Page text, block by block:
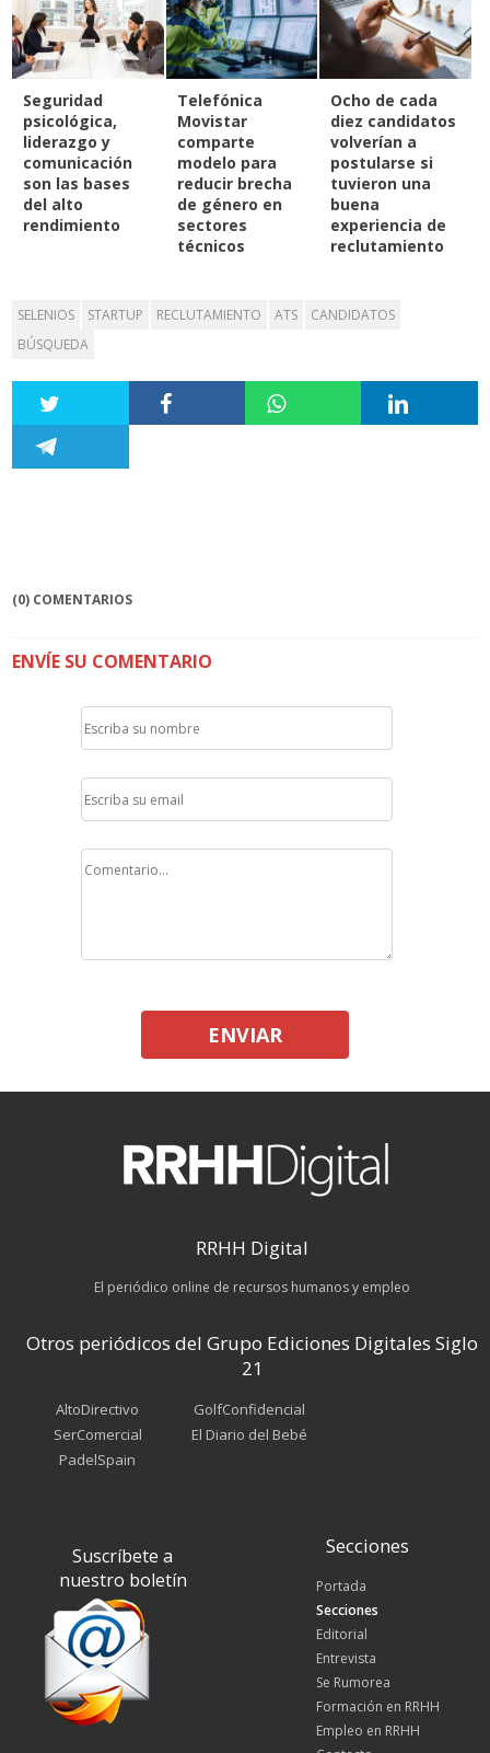
Seguridad
psicológica,
liderazgo y
comunicación
son las bases
del alto
rendimiento
Telefónica
Movistar
comparte
modelo para
reducir brecha
de género en
sectores
técnicos
Ocho de cada
diez candidatos
volverían a
postularse si
tuvieron una
buena
experiencia de
reclutamiento
SELENIOS STARTUP RECLUTAMIENTO ATS
CANDIDATOS
BÚSQUEDA
(0) COMENTARIOS
ENVÍE SU COMENTARIO
ENVIAR
RRHH Digital
El periódico online de recursos humanos y empleo
Otros periódicos del Grupo Ediciones Digitales Siglo
21
AltoDirectivo
SerComercial
PadelSpain
GolfConfidencial
El Diario del Bebé
Suscríbete a
nuestro boletín
Secciones
Portada
Secciones
Editorial
Entrevista
Se Rumorea
Formación en RRHH
Empleo en RRHH